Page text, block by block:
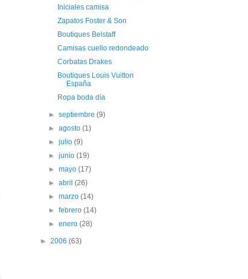
Iniciales camisa
Zapatos Foster & Son
Boutiques Belstaff
Camisas cuello redondeado
Corbatas Drakes
Boutiques Louis Vuitton
España
Ropa boda día
►septiembre(9)
►agosto(1)
►julio(9)
►junio(19)
►mayo(17)
►abril(26)
►marzo(14)
►febrero(14)
►enero(28)
► 2006 (63)